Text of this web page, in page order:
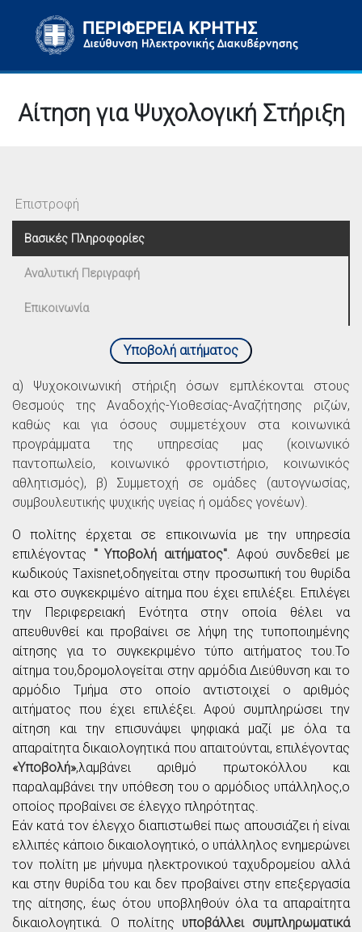
Αίτηση για Ψυχολογική Στήριξη
Επιστροφή
Βασικές Πληροφορίες
Αναλυτική Περιγραφή
Επικοινωνία
Υποβολή αιτήματος
α) Ψυχοκοινωνική στήριξη όσων εμπλέκονται στους
Θεσμούς της Αναδοχής-Υιοθεσίας-Αναζήτησης ριζών,
καθώς και για όσους συμμετέχουν στα κοινωνικά
προγράμματα της υπηρεσίας μας (κοινωνικό
παντοπωλείο, κοινωνικό φροντιστήριο, κοινωνικός
αθλητισμός), β) Συμμετοχή σε ομάδες (αυτογνωσίας,
συμβουλευτικής ψυχικής υγείας ή ομάδες γονέων).
O πολίτης έρχεται σε επικοινωνία με την υπηρεσία
επιλέγοντας " Υποβολή αιτήματος". Αφού συνδεθεί με
κωδικούς Τaxisnet,οδηγείται στην προσωπική του θυρίδα
και στο συγκεκριμένο αίτημα που έχει επιλέξει. Επιλέγει
την Περιφερειακή Ενότητα στην οποία θέλει να
απευθυνθεί και προβαίνει σε λήψη της τυποποιημένης
αίτησης για το συγκεκριμένο τύπο αιτήματος του.Το
αίτημα του,δρομολογείται στην αρμόδια Διεύθυνση και το
αρμόδιο Τμήμα στο οποίο αντιστοιχεί ο αριθμός
αιτήματος που έχει επιλέξει. Αφού συμπληρώσει την
αίτηση και την επισυνάψει ψηφιακά μαζί με όλα τα
απαραίτητα δικαιολογητικά που απαιτούνται, επιλέγοντας
«Υποβολή»,λαμβάνει αριθμό πρωτοκόλλου και
παραλαμβάνει την υπόθεση του ο αρμόδιος υπάλληλος,ο
οποίος προβαίνει σε έλεγχο πληρότητας.
Εάν κατά τον έλεγχο διαπιστωθεί πως απουσιάζει ή είναι
ελλιπές κάποιο δικαιολογητικό, ο υπάλληλος ενημερώνει
τον πολίτη με μήνυμα ηλεκτρονικού ταχυδρομείου αλλά
και στην θυρίδα του και δεν προβαίνει στην επεξεργασία
της αίτησης, έως ότου υποβληθούν όλα τα απαραίτητα
δικαιολογητικά. Ο πολίτης υποβάλλει συμπληρωματικά